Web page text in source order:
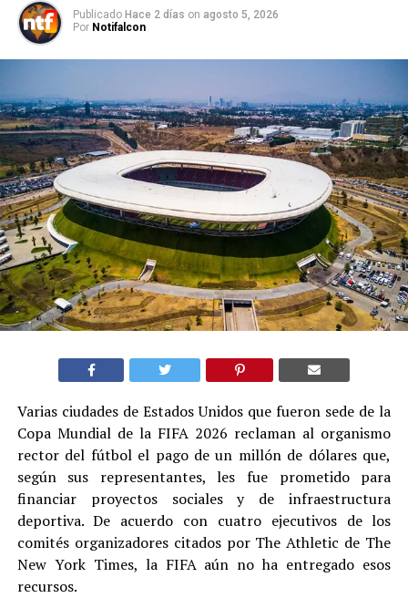
Publicado Hace 2 días on agosto 5, 2026
Por Notifalcon
Varias ciudades de Estados Unidos que fueron sede de la
Copa Mundial de la FIFA 2026 reclaman al organismo
rector del fútbol el pago de un millón de dólares que,
según sus representantes, les fue prometido para
financiar proyectos sociales y de infraestructura
deportiva. De acuerdo con cuatro ejecutivos de los
comités organizadores citados por The Athletic de The
New York Times, la FIFA aún no ha entregado esos
recursos.